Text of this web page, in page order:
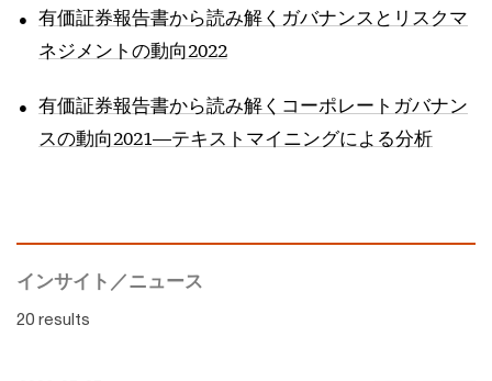
有価証券報告書から読み解くガバナンスとリスクマ
ネジメントの動向2022
有価証券報告書から読み解くコーポレートガバナン
スの動向2021―テキストマイニングによる分析
インサイト／ニュース
20 results